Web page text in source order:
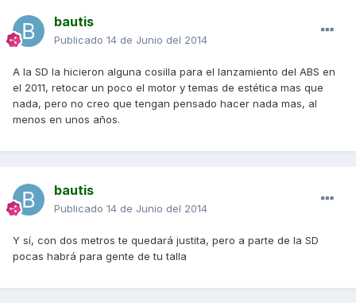
bautis
Publicado 14 de Junio del 2014
A la SD la hicieron alguna cosilla para el lanzamiento del ABS en
el 2011, retocar un poco el motor y temas de estética mas que
nada, pero no creo que tengan pensado hacer nada mas, al
menos en unos años.
bautis
Publicado 14 de Junio del 2014
Y sí, con dos metros te quedará justita, pero a parte de la SD
pocas habrá para gente de tu talla